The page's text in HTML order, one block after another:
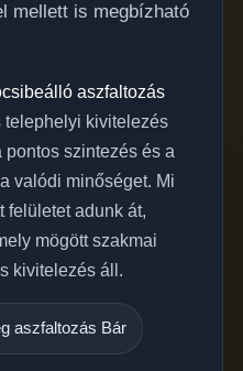
mellett is megbízható
aszfaltozás
kivitelezés
szintezés és a
valódi minőséget. Mi
felületet adunk át,
mögött szakmai
kivitelezés áll.
aszfaltozás Bár